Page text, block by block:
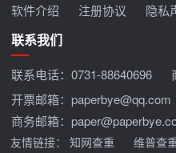
软件介绍 注册协议 隐私
联系我们
联系电话：0731-88640696
开票邮箱：paperbye@qq.com
商务邮箱：
友情链接：知网查重 维普查